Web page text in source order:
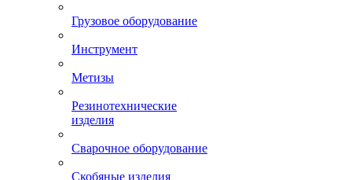
Грузовое оборудование
Инструмент
Метизы
Резинотехнические
изделия
Сварочное оборудование
Скобяные изделия